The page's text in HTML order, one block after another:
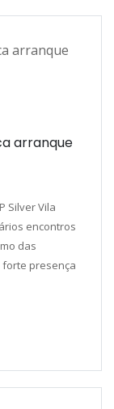
arranque
Silver Vila
encontros
das
forte presença